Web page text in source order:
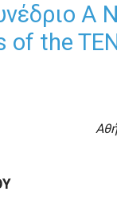
A
of the